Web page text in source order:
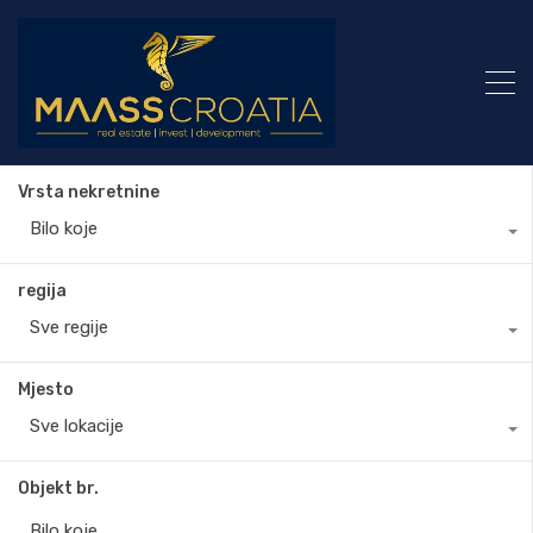
Vrsta nekretnine
Bilo koje
regija
Sve regije
Mjesto
Sve lokacije
Objekt br.